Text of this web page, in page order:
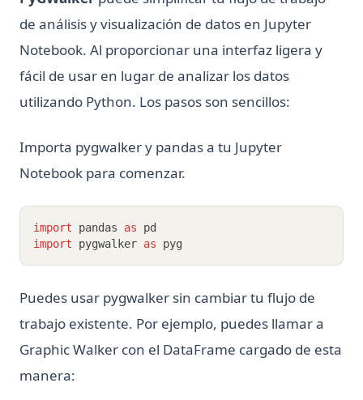
de análisis y visualización de datos en Jupyter
Notebook. Al proporcionar una interfaz ligera y
fácil de usar en lugar de analizar los datos
utilizando Python. Los pasos son sencillos:
Importa pygwalker y pandas a tu Jupyter
Notebook para comenzar.
import pandas as pd
import pygwalker as pyg
Puedes usar pygwalker sin cambiar tu flujo de
trabajo existente. Por ejemplo, puedes llamar a
Graphic Walker con el DataFrame cargado de esta
manera: